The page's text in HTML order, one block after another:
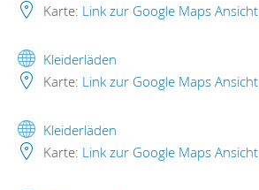
Karte: Link zur Google Maps Ansicht
Kleiderläden
Karte: Link zur Google Maps Ansicht
Kleiderläden
Karte: Link zur Google Maps Ansicht